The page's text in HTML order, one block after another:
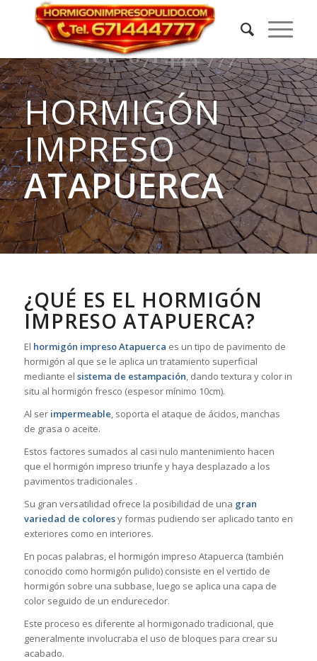
HORMIGÓN
IMPRESO
ATAPUERCA
¿QUÉ ES EL HORMIGÓN
IMPRESO ATAPUERCA?
El hormigón impreso Atapuerca es un tipo de pavimento de
hormigón al que se le aplica un tratamiento superficial
mediante el sistema de estampación, dando textura y color in
situ al hormigón fresco (espesor mínimo 10cm).
Al ser impermeable, soporta el ataque de ácidos, manchas
de grasa o aceite.
Estos factores sumados al casi nulo mantenimiento hacen
que el hormigón impreso triunfe y haya desplazado a los
pavimentos tradicionales .
Su gran versatilidad ofrece la posibilidad de una gran
variedad de coloresy formas pudiendo ser aplicado tanto en
exteriores como en interiores.
En pocas palabras, el hormigón impreso Atapuerca (también
conocido como hormigón pulido) consiste en el vertido de
hormigón sobre una subbase, luego se aplica una capa de
color seguido de un endurecedor.
Este proceso es diferente al hormigonado tradicional, que
generalmente involucraba el uso de bloques para crear su
acabado.